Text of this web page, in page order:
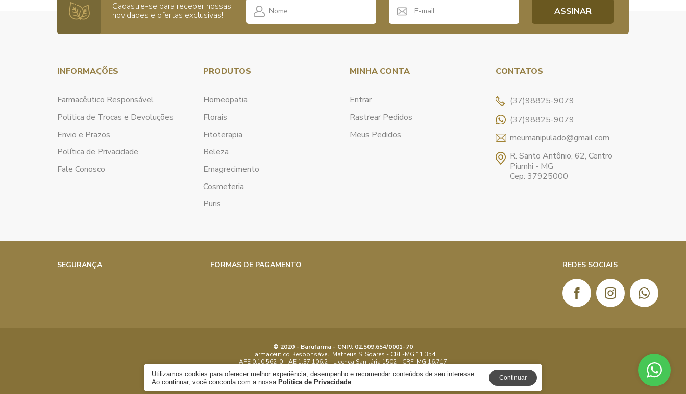
Cadastre-se para receber nossas
novidades e ofertas exclusivas!
INFORMAÇÕES
Farmacêutico Responsável
Política de Trocas e Devoluções
Envio e Prazos
Política de Privacidade
Fale Conosco
PRODUTOS
Homeopatia
Florais
Fitoterapia
Beleza
Emagrecimento
Cosmeteria
Puris
MINHA CONTA
Entrar
Rastrear Pedidos
Meus Pedidos
CONTATOS
(37)98825-9079
(37)98825-9079
meumanipulado@gmail.com
R. Santo Antônio, 62, Centro
Piumhi - MG
Cep: 37925000
SEGURANÇA FORMAS DE PAGAMENTO REDES SOCIAIS
© 2020 - Barufarma - CNPJ: 02.509.654/0001-70
Farmacêutico Responsável: Matheus S. Soares - CRF-MG 11.354
AFE 0.10.562-0 - AE 1.37.106.2 - Licença Sanitária 1502 - CRF-MG 16.717
Objeto Licenciado: Manipular, Dispensar - Proibida reprodução parcial ou total
Utilizamos cookies para oferecer melhor experiência, desempenho e recomendar conteúdos de seu interesse.
Ao continuar, você concorda com a nossa Política de Privacidade.
Continuar